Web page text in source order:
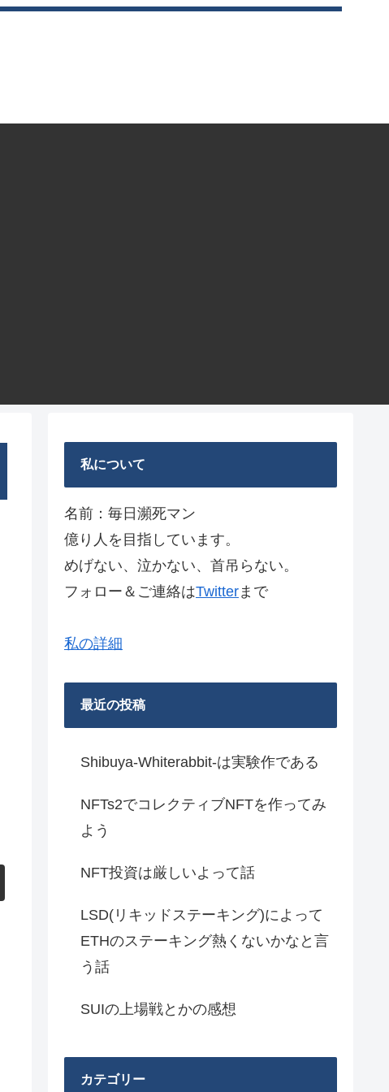
私について
名前：毎日瀕死マン
億り人を目指しています。
めげない、泣かない、首吊らない。
フォロー＆ご連絡はTwitter まで
私の詳細
最近の投稿
Shibuya-Whiterabbit-は実験作である
NFTs2でコレクティブNFTを作ってみ
よう
NFT投資は厳しいよって話
LSD(リキッドステーキング)によって
ETHのステーキング熱くないかなと言
う話
SUIの上場戦とかの感想
カテゴリー